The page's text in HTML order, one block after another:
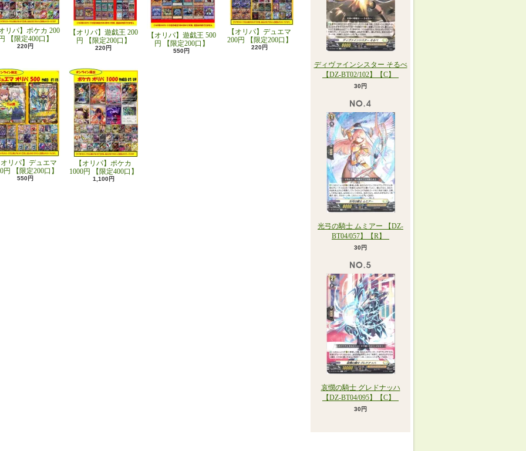
リパ】ポケカ 200
【限定400口】
220円
【オリパ】遊戯王 200
円 【限定200口】
220円
【オリパ】遊戯王 500
円 【限定200口】
550円
【オリパ】デュエマ
200円 【限定200口】
220円
リパ】デュエマ
円 【限定200口】
550円
【オリパ】ポケカ
1000円 【限定400口】
1,100円
ディヴァインシスター そるべ
【DZ-BT02/102】【C】_
30円
光弓の騎士 ムミアー 【DZ-
BT04/057】【R】_
30円
哀憫の騎士 グレドナッハ
【DZ-BT04/095】【C】_
30円